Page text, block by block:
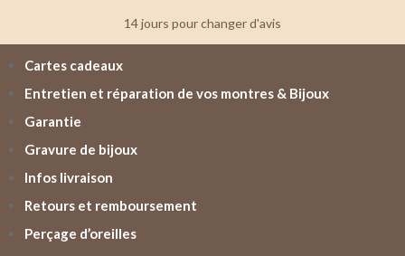
14 jours pour changer d'avis
Cartes cadeaux
Entretien et réparation de vos montres & Bijoux
Garantie
Gravure de bijoux
Infos livraison
Retours et remboursement
Perçage d’oreilles